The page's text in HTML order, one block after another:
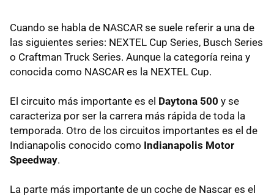
Cuando se habla de NASCAR se suele referir a una de
las siguientes series: NEXTEL Cup Series, Busch Series
o Craftman Truck Series. Aunque la categoría reina y
conocida como NASCAR es la NEXTEL Cup.
El circuito más importante es el Daytona 500 y se
caracteriza por ser la carrera más rápida de toda la
temporada. Otro de los circuitos importantes es el de
Indianapolis conocido como Indianapolis Motor
Speedway.
La parte más importante de un coche de Nascar es el